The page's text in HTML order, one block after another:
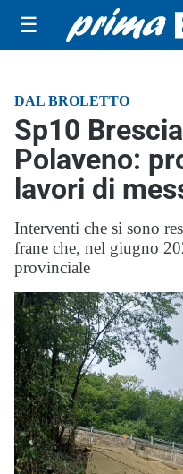
☰
DAL BROLETTO
Sp10
Polaveno:
lavori di
Interventi che si sono
frane che, nel giugno
provinciale